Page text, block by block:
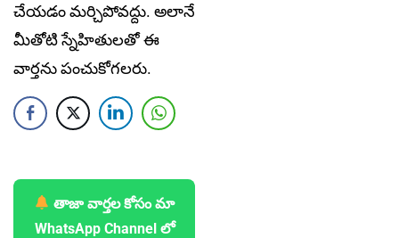
చేయడం మర్చిపోవద్దు. అలానే
మీతోటి స్నేహితులతో ఈ
వార్తను పంచుకోగలరు.
తాజా వార్తల కోసం మా
WhatsApp Channel లో